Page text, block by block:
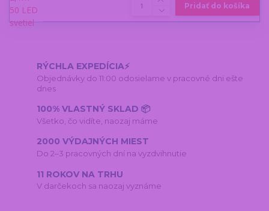
Pridať do košíka
RÝCHLA EXPEDÍCIA⚡
Objednávky do 11:00 odosielame v pracovné dni ešte
dnes
100% VLASTNÝ SKLAD 📦
Všetko, čo vidíte, naozaj máme
2000 VÝDAJNÝCH MIEST
Do 2–3 pracovných dní na vyzdvihnutie
11 ROKOV NA TRHU
V darčekoch sa naozaj vyznáme